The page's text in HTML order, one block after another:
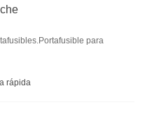
para
rápida